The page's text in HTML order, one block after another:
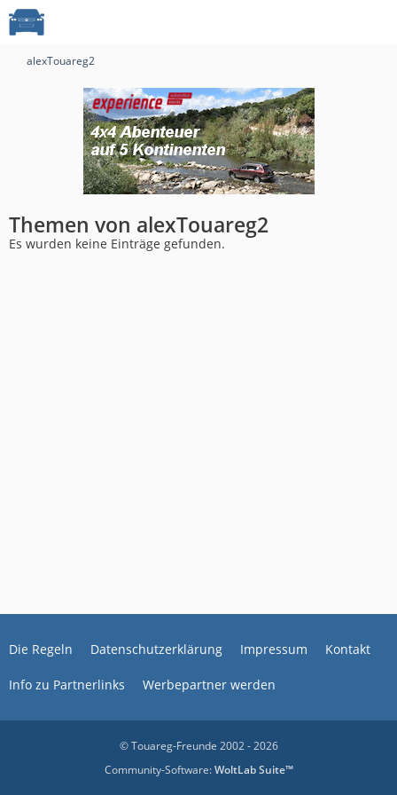
alexTouareg2
Themen von alexTouareg2
Es wurden keine Einträge gefunden.
Die Regeln Datenschutzerklärung Impressum Kontakt
Info zu Partnerlinks Werbepartner werden
© Touareg-Freunde 2002 - 2026
Community-Software:WoltLab Suite™